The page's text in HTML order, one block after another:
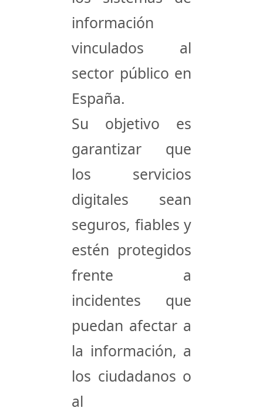
información
vinculados al
sector público en
España.
Su objetivo es
garantizar que
los servicios
digitales sean
seguros, fiables y
estén protegidos
frente a
incidentes que
puedan afectar a
la información, a
los ciudadanos o
al